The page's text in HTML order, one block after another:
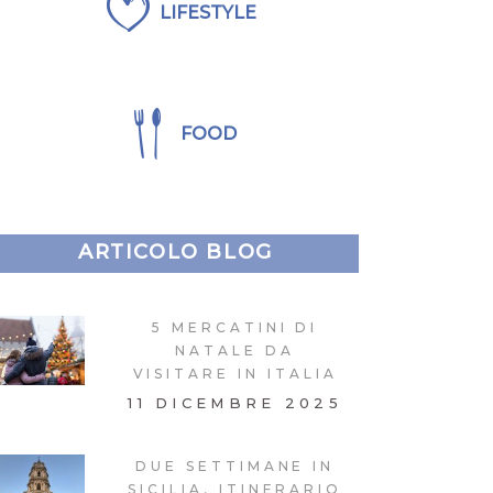
LIFESTYLE
FOOD
ARTICOLO BLOG
5 MERCATINI DI
NATALE DA
VISITARE IN ITALIA
11 DICEMBRE 2025
DUE SETTIMANE IN
SICILIA, ITINERARIO